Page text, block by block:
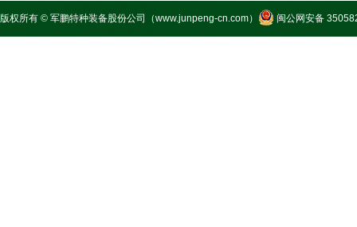
版权所有 © 军鹏特种装备股份公司（www.junpeng-cn.com） 闽公网安备